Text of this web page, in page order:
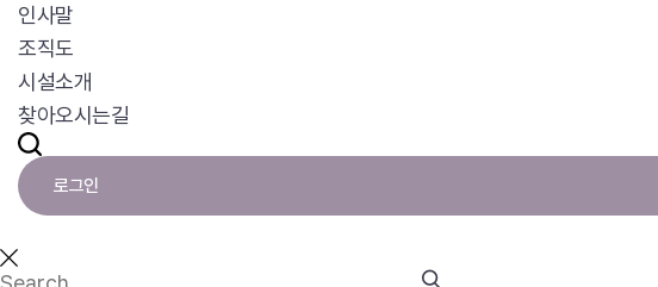
인사말
조직도
시설소개
찾아오시는길
로그인